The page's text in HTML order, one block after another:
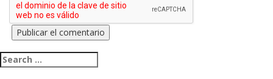
Search for: